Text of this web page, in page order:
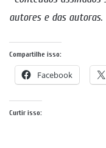
autores e das autoras.
Compartilhe isso:
Facebook
Curtir isso: